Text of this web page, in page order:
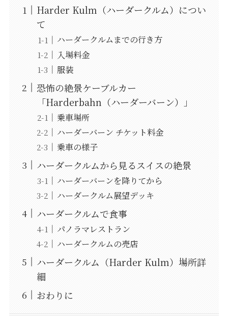
Harder Kulm（ハーダークルム）につい
て
ハーダークルムまでの行き方
入場料金
服装
恐怖の絶景ケーブルカー
「Harderbahn（ハーダーバーン）」
乗車場所
ハーダーバーン チケット料金
乗車の様子
ハーダークルムから見るスイスの絶景
ハーダーバーンを降りてから
ハーダークルム展望デッキ
ハーダークルムで食事
パノラマレストラン
ハーダークルムの売店
ハーダークルム（Harder Kulm）場所詳
細
おわりに